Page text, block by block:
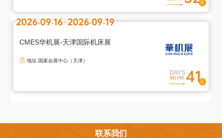
2026-09-16 2026-09-19
CMES华机展-天津国际机床展
地址:国家会展中心（天津）
DAYS
倒计时 41
联系我们